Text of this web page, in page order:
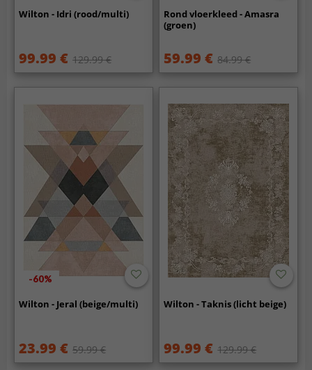
Wilton - Idri (rood/multi)
99.99 € 129.99 €
Rond vloerkleed - Amasra
(groen)
59.99 € 84.99 €
-60%
Wilton - Jeral (beige/multi)
23.99 € 59.99 €
Wilton - Taknis (licht beige)
99.99 € 129.99 €